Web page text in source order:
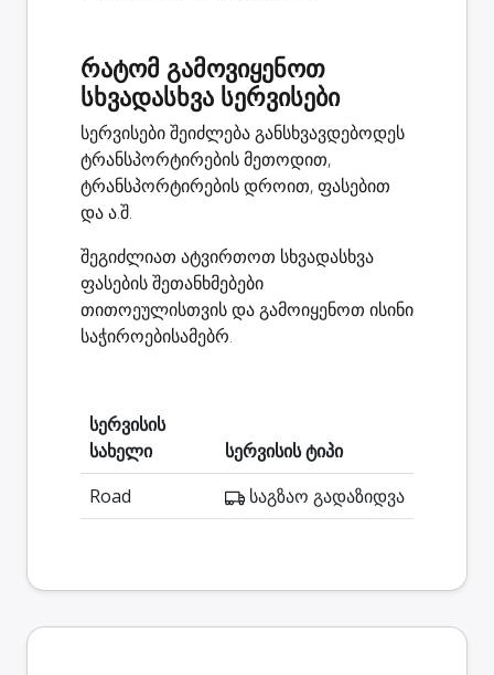
რატომ გამოვიყენოთ
სხვადასხვა სერვისები
სერვისები შეიძლება განსხვავდებოდეს
ტრანსპორტირების მეთოდით,
ტრანსპორტირების დროით, ფასებით
და ა.შ.
შეგიძლიათ ატვირთოთ სხვადასხვა
ფასების შეთანხმებები
თითოეულისთვის და გამოიყენოთ ისინი
საჭიროებისამებრ.
სერვისის
სახელი
სერვისის ტიპი
Road
საგზაო გადაზიდვა